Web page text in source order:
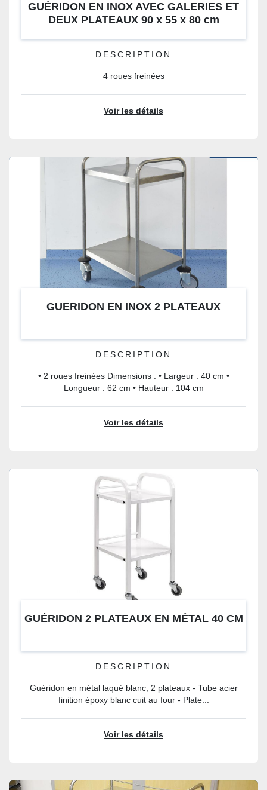
GUÉRIDON EN INOX AVEC GALERIES ET
DEUX PLATEAUX 90 x 55 x 80 cm
DESCRIPTION
4 roues freinées
Voir les détails
GUERIDON EN INOX 2 PLATEAUX
DESCRIPTION
• 2 roues freinées Dimensions : • Largeur : 40 cm •
Longueur : 62 cm • Hauteur : 104 cm
Voir les détails
GUÉRIDON 2 PLATEAUX EN MÉTAL 40 CM
DESCRIPTION
Guéridon en métal laqué blanc, 2 plateaux - Tube acier
finition époxy blanc cuit au four - Plate...
Voir les détails